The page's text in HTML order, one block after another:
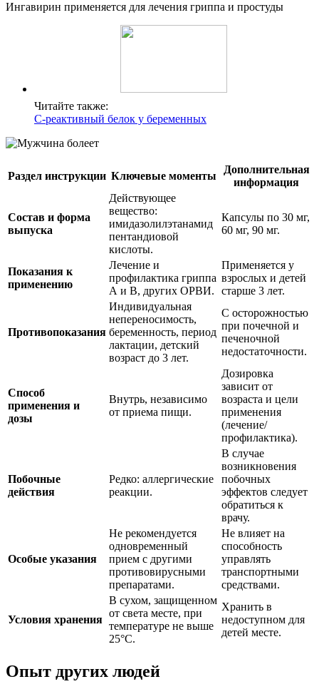
Ингавирин применяется для лечения гриппа и простуды
Читайте также:
С-реактивный белок у беременных
Раздел инструкции Ключевые моменты
Дополнительная
информация
Состав и форма
выпуска
Действующее
вещество:
имидазолилэтанамид
пентандиовой
кислоты.
Капсулы по 30 мг,
60 мг, 90 мг.
Показания к
применению
Лечение и
профилактика гриппа
А и В, других ОРВИ.
Применяется у
взрослых и детей
старше 3 лет.
Противопоказания
Индивидуальная
непереносимость,
беременность, период
лактации, детский
возраст до 3 лет.
С осторожностью
при почечной и
печеночной
недостаточности.
Способ
применения и
дозы
Внутрь, независимо
от приема пищи.
Дозировка
зависит от
возраста и цели
применения
(лечение/
профилактика).
Побочные
действия
Редко: аллергические
реакции.
В случае
возникновения
побочных
эффектов следует
обратиться к
врачу.
Особые указания
Не рекомендуется
одновременный
прием с другими
противовирусными
препаратами.
Не влияет на
способность
управлять
транспортными
средствами.
Условия хранения
В сухом, защищенном
от света месте, при
температуре не выше
25°C.
Хранить в
недоступном для
детей месте.
Опыт других людей